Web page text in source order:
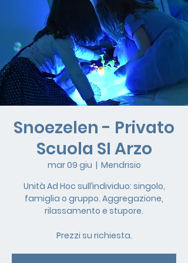
Snoezelen - Privato
Scuola SI Arzo
mar 09 giu
  |
Mendrisio
Unità Ad Hoc sull’individuo: singolo,
famiglia o gruppo. Aggregazione,
rilassamento e stupore.
Prezzi su richiesta.